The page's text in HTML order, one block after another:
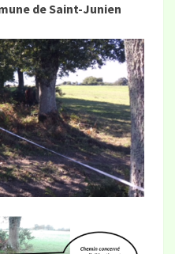
de Saint-Junien